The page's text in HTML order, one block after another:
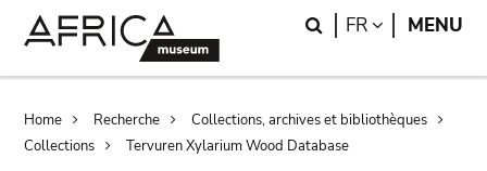
Search
FR LANGUAGE
MENU
Breadcrumb
Home Recherche
Collections, archives et bibliothèques
Collections
Tervuren Xylarium Wood Database